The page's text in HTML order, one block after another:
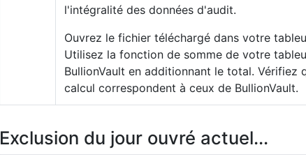
l'intégralité des données d'audit.
Ouvrez le fichier téléchargé dans votre
Utilisez la fonction de somme de votre
BullionVault en additionnant le total.
calcul correspondent à ceux de BullionVault.
Exclusion du jour ouvré actuel...